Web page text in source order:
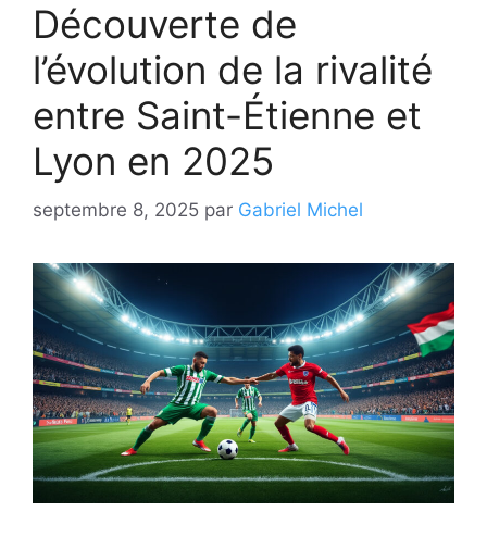
Découverte de
l’évolution de la rivalité
entre Saint-Étienne et
Lyon en 2025
septembre 8, 2025 par Gabriel Michel